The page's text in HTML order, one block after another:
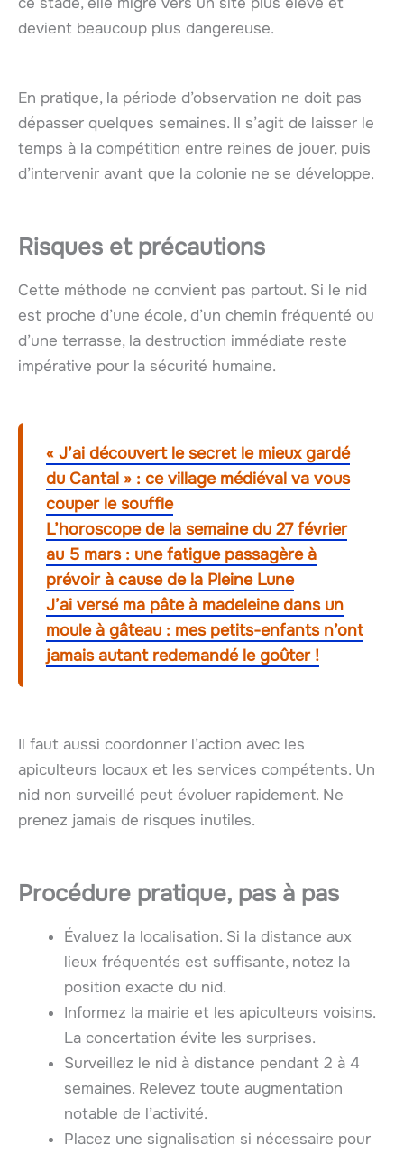
devient beaucoup plus dangereuse.
En pratique, la période d’observation ne doit pas
dépasser quelques semaines. Il s’agit de laisser le
temps à la compétition entre reines de jouer, puis
d’intervenir avant que la colonie ne se développe.
Risques et précautions
Cette méthode ne convient pas partout. Si le nid
est proche d’une école, d’un chemin fréquenté ou
d’une terrasse, la destruction immédiate reste
impérative pour la sécurité humaine.
« J’ai découvert le secret le mieux gardé
du Cantal » : ce village médiéval va vous
couper le souffle
L’horoscope de la semaine du 27 février
au 5 mars : une fatigue passagère à
prévoir à cause de la Pleine Lune
J’ai versé ma pâte à madeleine dans un
moule à gâteau : mes petits-enfants n’ont
jamais autant redemandé le goûter !
Il faut aussi coordonner l’action avec les
apiculteurs locaux et les services compétents. Un
nid non surveillé peut évoluer rapidement. Ne
prenez jamais de risques inutiles.
Procédure pratique, pas à pas
Évaluez la localisation. Si la distance aux
lieux fréquentés est suffisante, notez la
position exacte du nid.
Informez la mairie et les apiculteurs voisins.
La concertation évite les surprises.
Surveillez le nid à distance pendant 2 à 4
semaines. Relevez toute augmentation
notable de l’activité.
Placez une signalisation si nécessaire pour